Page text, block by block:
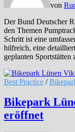
von
Der Bund Deutscher
den Themen
Schritt ist eine
hilfreich, eine
geplanten Sportstätten
Best Practice /
Bikepark
eröffnet